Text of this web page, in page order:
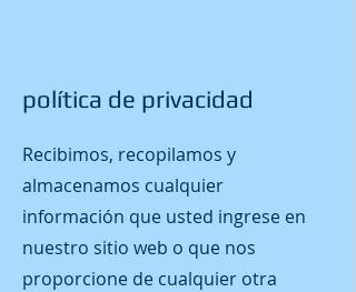
política de privacidad
Recibimos, recopilamos y
almacenamos cualquier
información que usted ingrese en
nuestro sitio web o que nos
proporcione de cualquier otra